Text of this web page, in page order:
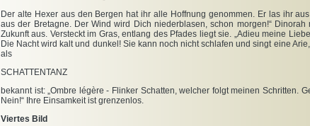
Der alte Hexer aus den Bergen hat ihr alle Hoffnung genommen. Er las ihr
aus der Bretagne. Der Wind wird Dich niederblasen, schon morgen!“
Zukunft aus. Versteckt im Gras, entlang des Pfades liegt sie. „Adieu meine
Die Nacht wird kalt und dunkel! Sie kann noch nicht schlafen und singt eine
als
SCHATTENTANZ
bekannt ist: „Ombre légère - Flinker Schatten, welcher folgt meinen Schritten.
Nein!“ Ihre Einsamkeit ist grenzenlos.
Viertes Bild